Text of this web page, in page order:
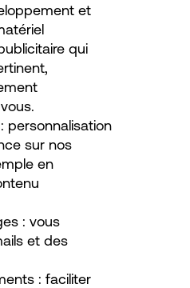
et
qui
personnalisation
sur nos
en
: vous
et des
: faciliter